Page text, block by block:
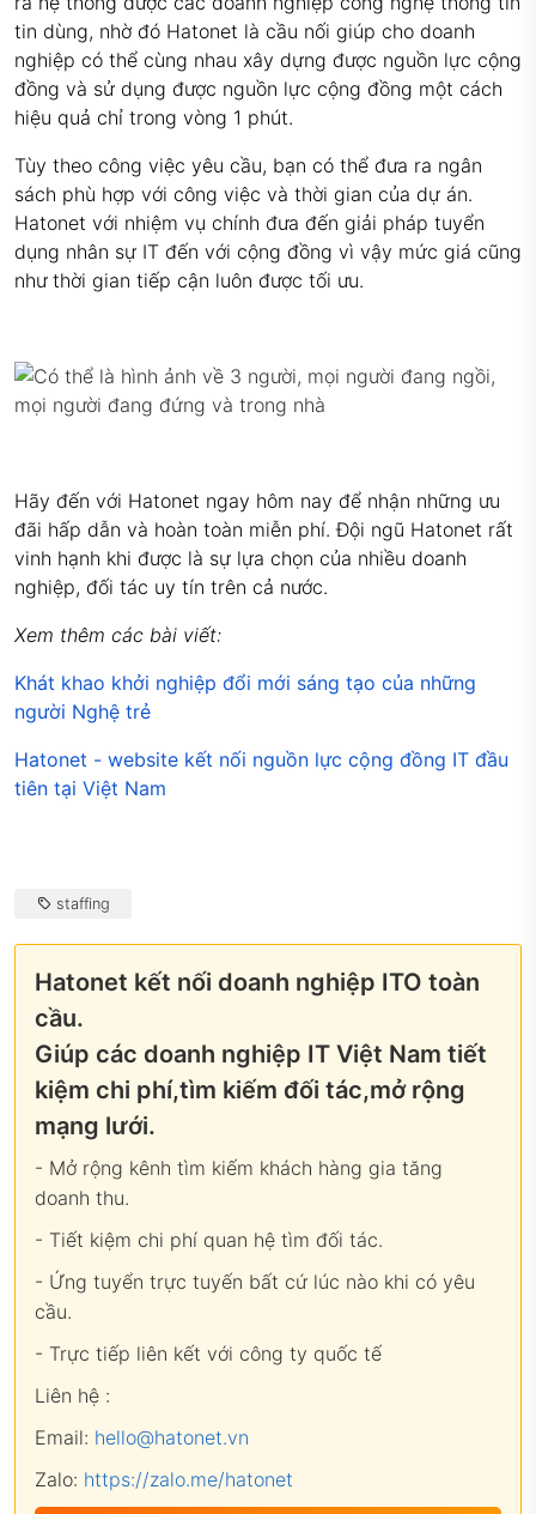
tin dùng, nhờ đó Hatonet là cầu nối giúp cho doanh
nghiệp có thể cùng nhau xây dựng được nguồn lực cộng
đồng và sử dụng được nguồn lực cộng đồng một cách
hiệu quả chỉ trong vòng 1 phút.
Tùy theo công việc yêu cầu, bạn có thể đưa ra ngân
sách phù hợp với công việc và thời gian của dự án.
Hatonet với nhiệm vụ chính đưa đến giải pháp tuyển
dụng nhân sự IT đến với cộng đồng vì vậy mức giá cũng
như thời gian tiếp cận luôn được tối ưu.
Hãy đến với Hatonet ngay hôm nay để nhận những ưu
đãi hấp dẫn và hoàn toàn miễn phí. Đội ngũ Hatonet rất
vinh hạnh khi được là sự lựa chọn của nhiều doanh
nghiệp, đối tác uy tín trên cả nước.
Xem thêm các bài viết:
Khát khao khởi nghiệp đổi mới sáng tạo của những
người Nghệ trẻ
Hatonet - website kết nối nguồn lực cộng đồng IT đầu
tiên tại Việt Nam
staffing
Hatonet kết nối doanh nghiệp ITO toàn
cầu.
Giúp các doanh nghiệp IT Việt Nam tiết
kiệm chi phí,tìm kiếm đối tác,mở rộng
mạng lưới.
- Mở rộng kênh tìm kiếm khách hàng gia tăng
doanh thu.
- Tiết kiệm chi phí quan hệ tìm đối tác.
- Ứng tuyển trực tuyến bất cứ lúc nào khi có yêu
cầu.
- Trực tiếp liên kết với công ty quốc tế
Liên hệ :
Email: hello@hatonet.vn
Zalo: https://zalo.me/hatonet